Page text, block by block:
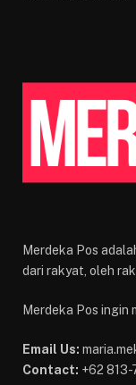
Merdeka Pos
dari rakyat, oleh
Merdeka Pos ingin
Email Us:
Contact: +62